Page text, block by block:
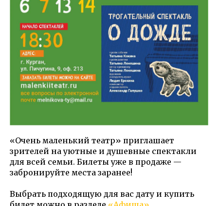
«Очень маленький театр» приглашает
зрителей на уютные и душевные спектакли
для всей семьи. Билеты уже в продаже —
забронируйте места заранее!
Выбрать подходящую для вас дату и купить